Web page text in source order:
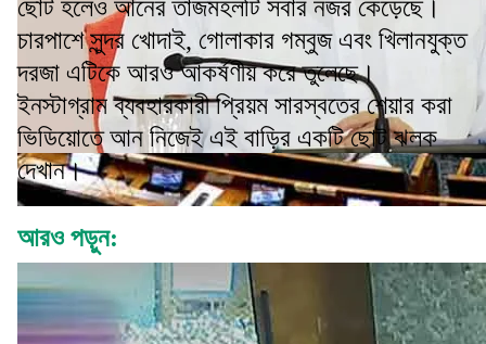
ছোট হলেও আনের তাজমহলটি সবার নজর কেড়েছে।
চারপাশে সুন্দর খোদাই, গোলাকার গম্বুজ এবং খিলানযুক্ত
দরজা এটিকে আরও আকর্ষণীয় করে তুলেছে।
ইনস্টাগ্রাম ব্যবহারকারী প্রিয়ম সারস্বতের শেয়ার করা
ভিডিয়োতে আন নিজেই এই বাড়ির একটি ছোট ঝলক
দেখান।
আরও পড়ুন: